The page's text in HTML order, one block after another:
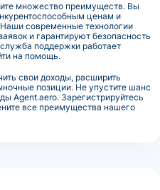
множество преимуществ. Вы
ценам и
современные технологии
и гарантируют безопасность
поддержки работает
на помощь.
свои доходы, расширить
позиции. Не упустите шанс
Agent.aero. Зарегистрируйтесь
все преимущества нашего